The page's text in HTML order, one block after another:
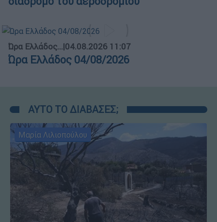
Ώρα Ελλάδος...|04.08.2026 11:07
Ώρα Ελλάδος 04/08/2026
ΑΥΤΟ ΤΟ ΔΙΑΒΑΣΕΣ;
Μαρία Λιλιοπούλου